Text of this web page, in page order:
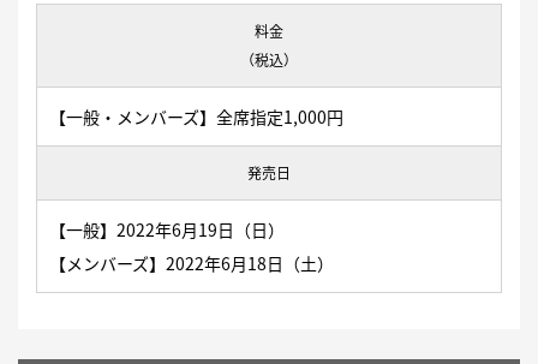
料金
（税込）
【一般・メンバーズ】全席指定1,000円
発売日
【一般】2022年6月19日（日）
【メンバーズ】2022年6月18日（土）